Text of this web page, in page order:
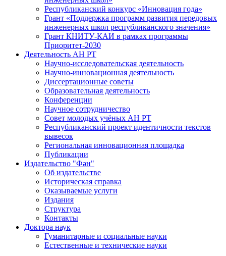
Республиканский конкурс «Инновация года»
Грант «Поддержка программ развития передовых
инженерных школ республиканского значения»
Грант КНИТУ-КАИ в рамках программы
Приоритет-2030
Деятельность АН РТ
Научно-исследовательская деятельность
Научно-инновационная деятельность
Диссертационные советы
Образовательная деятельность
Конференции
Научное сотрудничество
Совет молодых учёных АН РТ
Республиканский проект идентичности текстов
вывесок
Региональная инновационная площадка
Публикации
Издательство "Фән"
Об издательстве
Историческая справка
Оказываемые услуги
Издания
Структура
Контакты
Доктора наук
Гуманитарные и социальные науки
Естественные и технические науки